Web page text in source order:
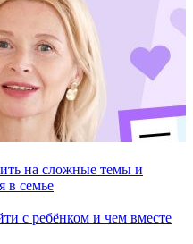
на сложные темы и
в семье
с ребёнком и чем вместе